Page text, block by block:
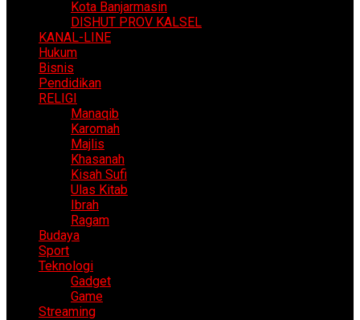
Kota Banjarmasin
DISHUT PROV KALSEL
KANAL-LINE
Hukum
Bisnis
Pendidikan
RELIGI
Manaqib
Karomah
Majlis
Khasanah
Kisah Sufi
Ulas Kitab
Ibrah
Ragam
Budaya
Sport
Teknologi
Gadget
Game
Streaming